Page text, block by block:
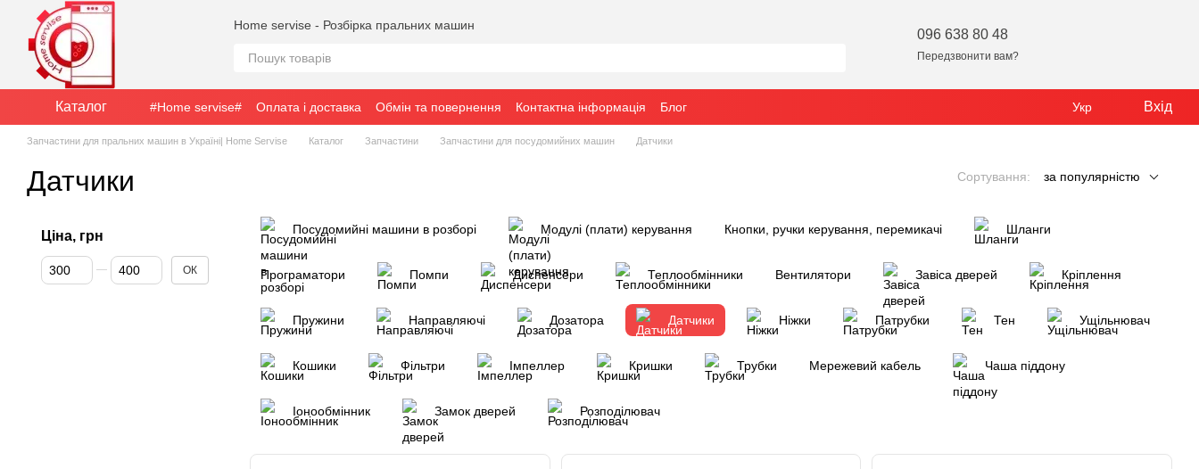
Перейти до основного контенту
Home servise - Розбірка пральних машин
096 638 80 48
Передзвонити вам?
Каталог #Home servise# Оплата і доставка Обмін та повернення Контактна інформація Блог Укр Вхід
Запчастини для пральних машин в Україні| Home Servise Каталог Запчастини Запчастини для посудомийних машин Датчики
Датчики Сортування: за популярністю
Посудомийні машини в розборі Модулі (плати) керування Кнопки, ручки керування, перемикачі Шланги
Програматори Помпи Диспенсери Теплообмінники Вентилятори Завіса дверей Кріплення
Пружини Направляючі Дозатора Датчики Ніжки Патрубки Тен Ущільнювач
Кошики Фільтри Імпеллер Кришки Трубки Мережевий кабель Чаша піддону
Іонообмінник Замок дверей Розподілювач
Ціна, грн
Від Ціна, грн
До Ціна, грн ОК